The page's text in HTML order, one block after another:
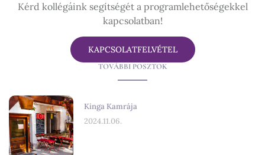
Kérd kollégáink segítségét a programlehetőségekkel
kapcsolatban!
KAPCSOLATFELVÉTEL
TOVÁBBI POSZTOK
Kinga Kamrája
2024.11.06.